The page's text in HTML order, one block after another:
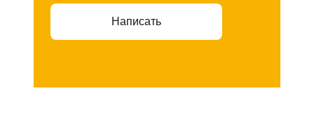
Написать